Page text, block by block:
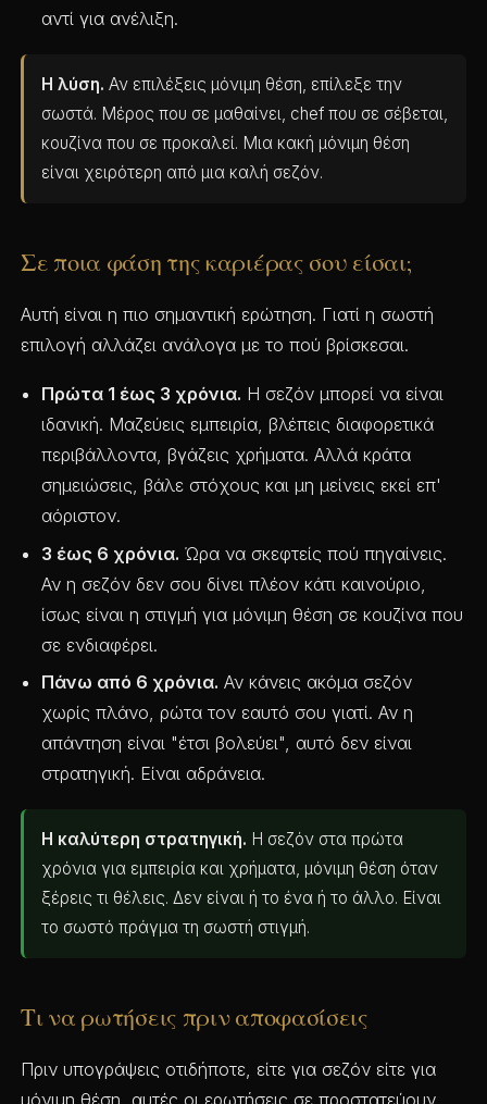
αντί για ανέλιξη.
Η λύση. Αν επιλέξεις μόνιμη θέση, επίλεξε την
σωστά. Μέρος που σε μαθαίνει, chef που σε σέβεται,
κουζίνα που σε προκαλεί. Μια κακή μόνιμη θέση
είναι χειρότερη από μια καλή σεζόν.
Σε ποια φάση της καριέρας σου είσαι;
Αυτή είναι η πιο σημαντική ερώτηση. Γιατί η σωστή
επιλογή αλλάζει ανάλογα με το πού βρίσκεσαι.
Πρώτα 1 έως 3 χρόνια. Η σεζόν μπορεί να είναι
ιδανική. Μαζεύεις εμπειρία, βλέπεις διαφορετικά
περιβάλλοντα, βγάζεις χρήματα. Αλλά κράτα
σημειώσεις, βάλε στόχους και μη μείνεις εκεί επ'
αόριστον.
3 έως 6 χρόνια. Ώρα να σκεφτείς πού πηγαίνεις.
Αν η σεζόν δεν σου δίνει πλέον κάτι καινούριο,
ίσως είναι η στιγμή για μόνιμη θέση σε κουζίνα που
σε ενδιαφέρει.
Πάνω από 6 χρόνια. Αν κάνεις ακόμα σεζόν
χωρίς πλάνο, ρώτα τον εαυτό σου γιατί. Αν η
απάντηση είναι "έτσι βολεύει", αυτό δεν είναι
στρατηγική. Είναι αδράνεια.
Η καλύτερη στρατηγική. Η σεζόν στα πρώτα
χρόνια για εμπειρία και χρήματα, μόνιμη θέση όταν
ξέρεις τι θέλεις. Δεν είναι ή το ένα ή το άλλο. Είναι
το σωστό πράγμα τη σωστή στιγμή.
Τι να ρωτήσεις πριν αποφασίσεις
Πριν υπογράψεις οτιδήποτε, είτε για σεζόν είτε για
μόνιμη θέση, αυτές οι ερωτήσεις σε προστατεύουν.